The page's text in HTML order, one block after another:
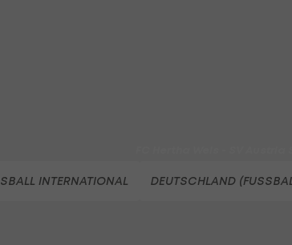
INTERNATIONAL DEUTSCHLAND